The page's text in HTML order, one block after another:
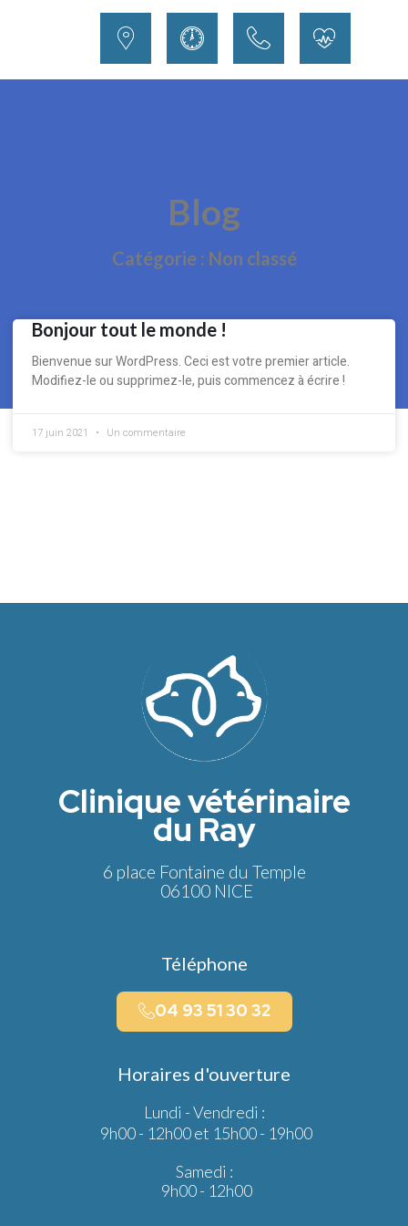
Blog
Catégorie : Non classé
Bonjour tout le monde !
Bienvenue sur WordPress. Ceci est votre premier article.
Modifiez-le ou supprimez-le, puis commencez à écrire !
17 juin 2021 Un commentaire
Clinique vétérinaire
du Ray
6 place Fontaine du Temple
06100 NICE
Téléphone
04 93 51 30 32
Horaires d'ouverture
Lundi - Vendredi :
9h00 - 12h00 et 15h00 - 19h00
Samedi :
9h00 - 12h00